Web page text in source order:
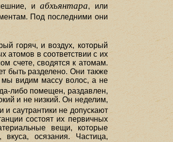
иабхьянтара, или
Под последними они
горяч, и воздух, который
атомов в соответствии с их
счете, сводятся к атомам.
быть разделено. Они также
мы видим массу волос, а не
либо помещен, раздавлен,
и не низкий. Он неделим,
и саутрантики не допускают
состоят их первичных
вещи, которые
вкуса, осязания. Частица,